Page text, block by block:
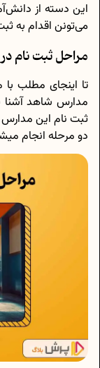
این دسته از
می‌تونن اقدام به
مراحل ثبت نام
تا اینجای مطلب
مدارس شاهد
ثبت نام این
دو مرحله انجام